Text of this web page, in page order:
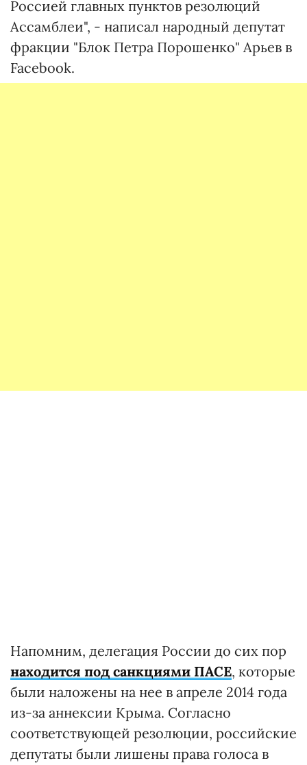
Россией главных пунктов резолюций
Ассамблеи", - написал народный депутат
фракции "Блок Петра Порошенко" Арьев в
Facebook.
Напомним, делегация России до сих пор
находится под санкциями ПАСЕ, которые
были наложены на нее в апреле 2014 года
из-за аннексии Крыма. Согласно
соответствующей резолюции, российские
депутаты были лишены права голоса в